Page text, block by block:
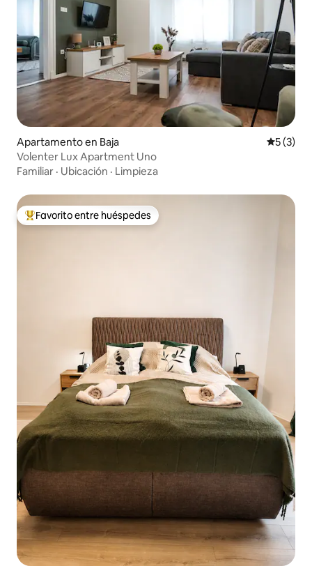
Apartamento en Baja
5 (3)
Volenter Lux Apartment Uno
Familiar · Ubicación · Limpieza
Favorito entre huéspedes preferido
Favorito entre huéspedes